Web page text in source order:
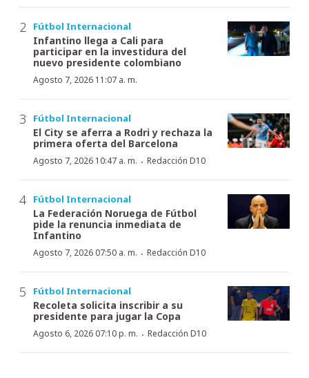
Fútbol Internacional
Infantino llega a Cali para
participar en la investidura del
nuevo presidente colombiano
Agosto 7, 2026 11:07 a. m.
Fútbol Internacional
El City se aferra a Rodri y rechaza la
primera oferta del Barcelona
Agosto 7, 2026 10:47 a. m. · Redacción D10
Fútbol Internacional
La Federación Noruega de Fútbol
pide la renuncia inmediata de
Infantino
Agosto 7, 2026 07:50 a. m. · Redacción D10
Fútbol Internacional
Recoleta solicita inscribir a su
presidente para jugar la Copa
Agosto 6, 2026 07:10 p. m. · Redacción D10